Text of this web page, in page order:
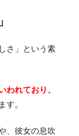
さ」という素
われており、
す。
、彼女の息吹